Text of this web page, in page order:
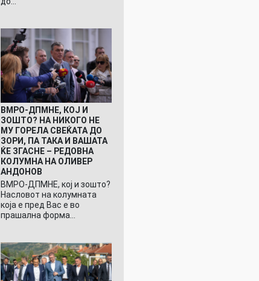
ВМРО-ДПМНЕ, КОЈ И
ЗОШТО? НА НИКОГО НЕ
МУ ГОРЕЛА СВЕЌАТА ДО
ЗОРИ, ПА ТАКА И ВАШАТА
ЌЕ ЗГАСНЕ – РЕДОВНА
КОЛУМНА НА ОЛИВЕР
АНДОНОВ
ВМРО-ДПМНЕ, кој и зошто?
Насловот на колумната
која е пред Вас е во
прашална форма…